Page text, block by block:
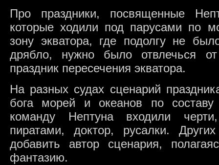
Про праздники, посвященные
которые ходили под парусами по
зону экватора, где подолгу не
дрябло, нужно было отвлечься
праздник пересечения экватора.
На разных судах сценарий
бога морей и океанов по
команду Нептуна входили
пиратами, доктор, русалки.
добавить автор сценария,
фантазию.